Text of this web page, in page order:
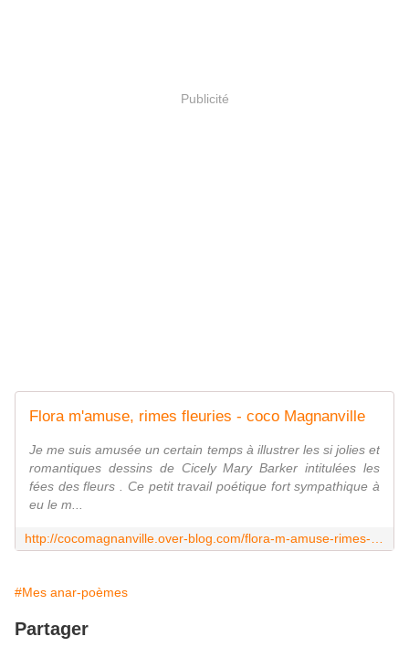
Publicité
Flora m'amuse, rimes fleuries - coco Magnanville
Je me suis amusée un certain temps à illustrer les si jolies et
romantiques dessins de Cicely Mary Barker intitulées les
fées des fleurs . Ce petit travail poétique fort sympathique à
eu le m...
#Mes anar-poèmes
Partager